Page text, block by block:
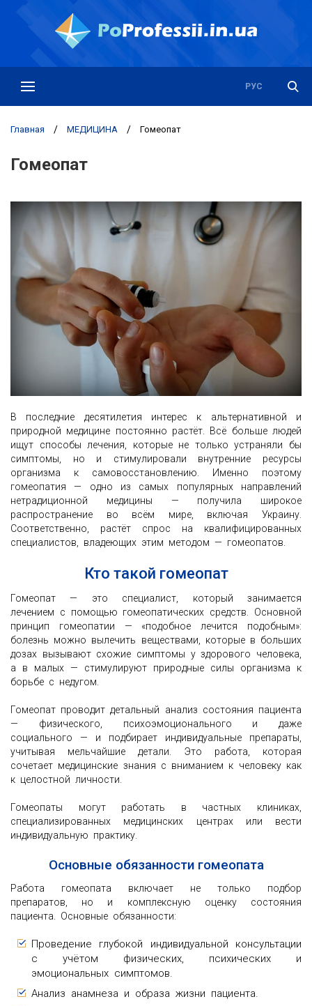
РУС
УКР
Главная / МЕДИЦИНА / Гомеопат
Гомеопат
В последние десятилетия интерес к альтернативной и
природной медицине постоянно растёт. Всё больше людей
ищут способы лечения, которые не только устраняли бы
симптомы, но и стимулировали внутренние ресурсы
организма к самовосстановлению. Именно поэтому
гомеопатия — одно из самых популярных направлений
нетрадиционной медицины — получила широкое
распространение во всём мире, включая Украину.
Соответственно, растёт спрос на квалифицированных
специалистов, владеющих этим методом — гомеопатов.
Кто такой гомеопат
Гомеопат — это специалист, который занимается
лечением с помощью гомеопатических средств. Основной
принцип гомеопатии — «подобное лечится подобным»:
болезнь можно вылечить веществами, которые в больших
дозах вызывают схожие симптомы у здорового человека,
а в малых — стимулируют природные силы организма к
борьбе с недугом.
Гомеопат проводит детальный анализ состояния пациента
— физического, психоэмоционального и даже
социального — и подбирает индивидуальные препараты,
учитывая мельчайшие детали. Это работа, которая
сочетает медицинские знания с вниманием к человеку как
к целостной личности.
Гомеопаты могут работать в частных клиниках,
специализированных медицинских центрах или вести
индивидуальную практику.
Основные обязанности гомеопата
Работа гомеопата включает не только подбор
препаратов, но и комплексную оценку состояния
пациента. Основные обязанности:
Проведение глубокой индивидуальной консультации
с учётом физических, психических и
эмоциональных симптомов.
Анализ анамнеза и образа жизни пациента.